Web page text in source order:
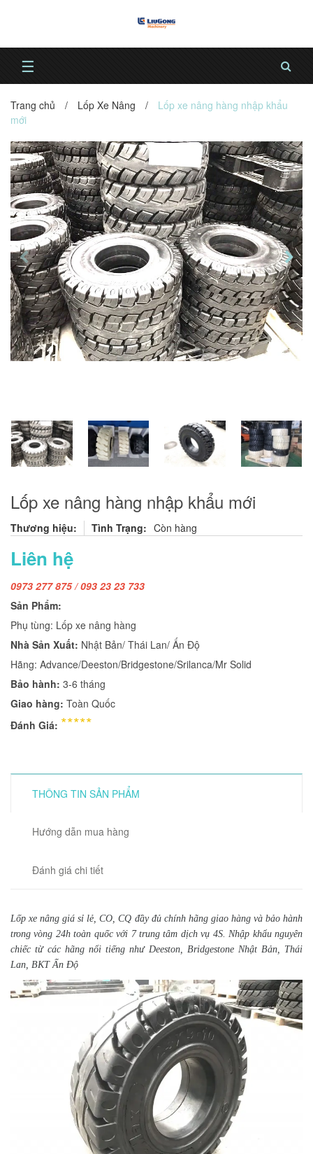
☰
Trang chủ / Lốp Xe Nâng /
Lốp xe nâng hàng nhập khẩu
mới
Lốp xe nâng hàng nhập khẩu mới
Thương hiệu: Tình Trạng: Còn hàng
Liên hệ
0973 277 875 / 093 23 23 733
Sản Phẩm:
Phụ tùng: Lốp xe nâng hàng
Nhà Sản Xuất: Nhật Bản/ Thái Lan/ Ấn Độ
Hãng: Advance/Deeston/Bridgestone/Srilanca/Mr Solid
Bảo hành: 3-6 tháng
Giao hàng: Toàn Quốc
Đánh Giá: *****
THÔNG TIN SẢN PHẨM
Hướng dẫn mua hàng
Đánh giá chi tiết
Lốp xe nâng giá sỉ lẻ, CO, CQ đầy đủ chính hãng giao hàng và bảo hành
trong vòng 24h toàn quốc với 7 trung tâm dịch vụ 4S. Nhập khẩu nguyên
chiếc từ các hãng nổi tiếng như Deeston, Bridgestone Nhật Bản, Thái
Lan, BKT Ấn Độ